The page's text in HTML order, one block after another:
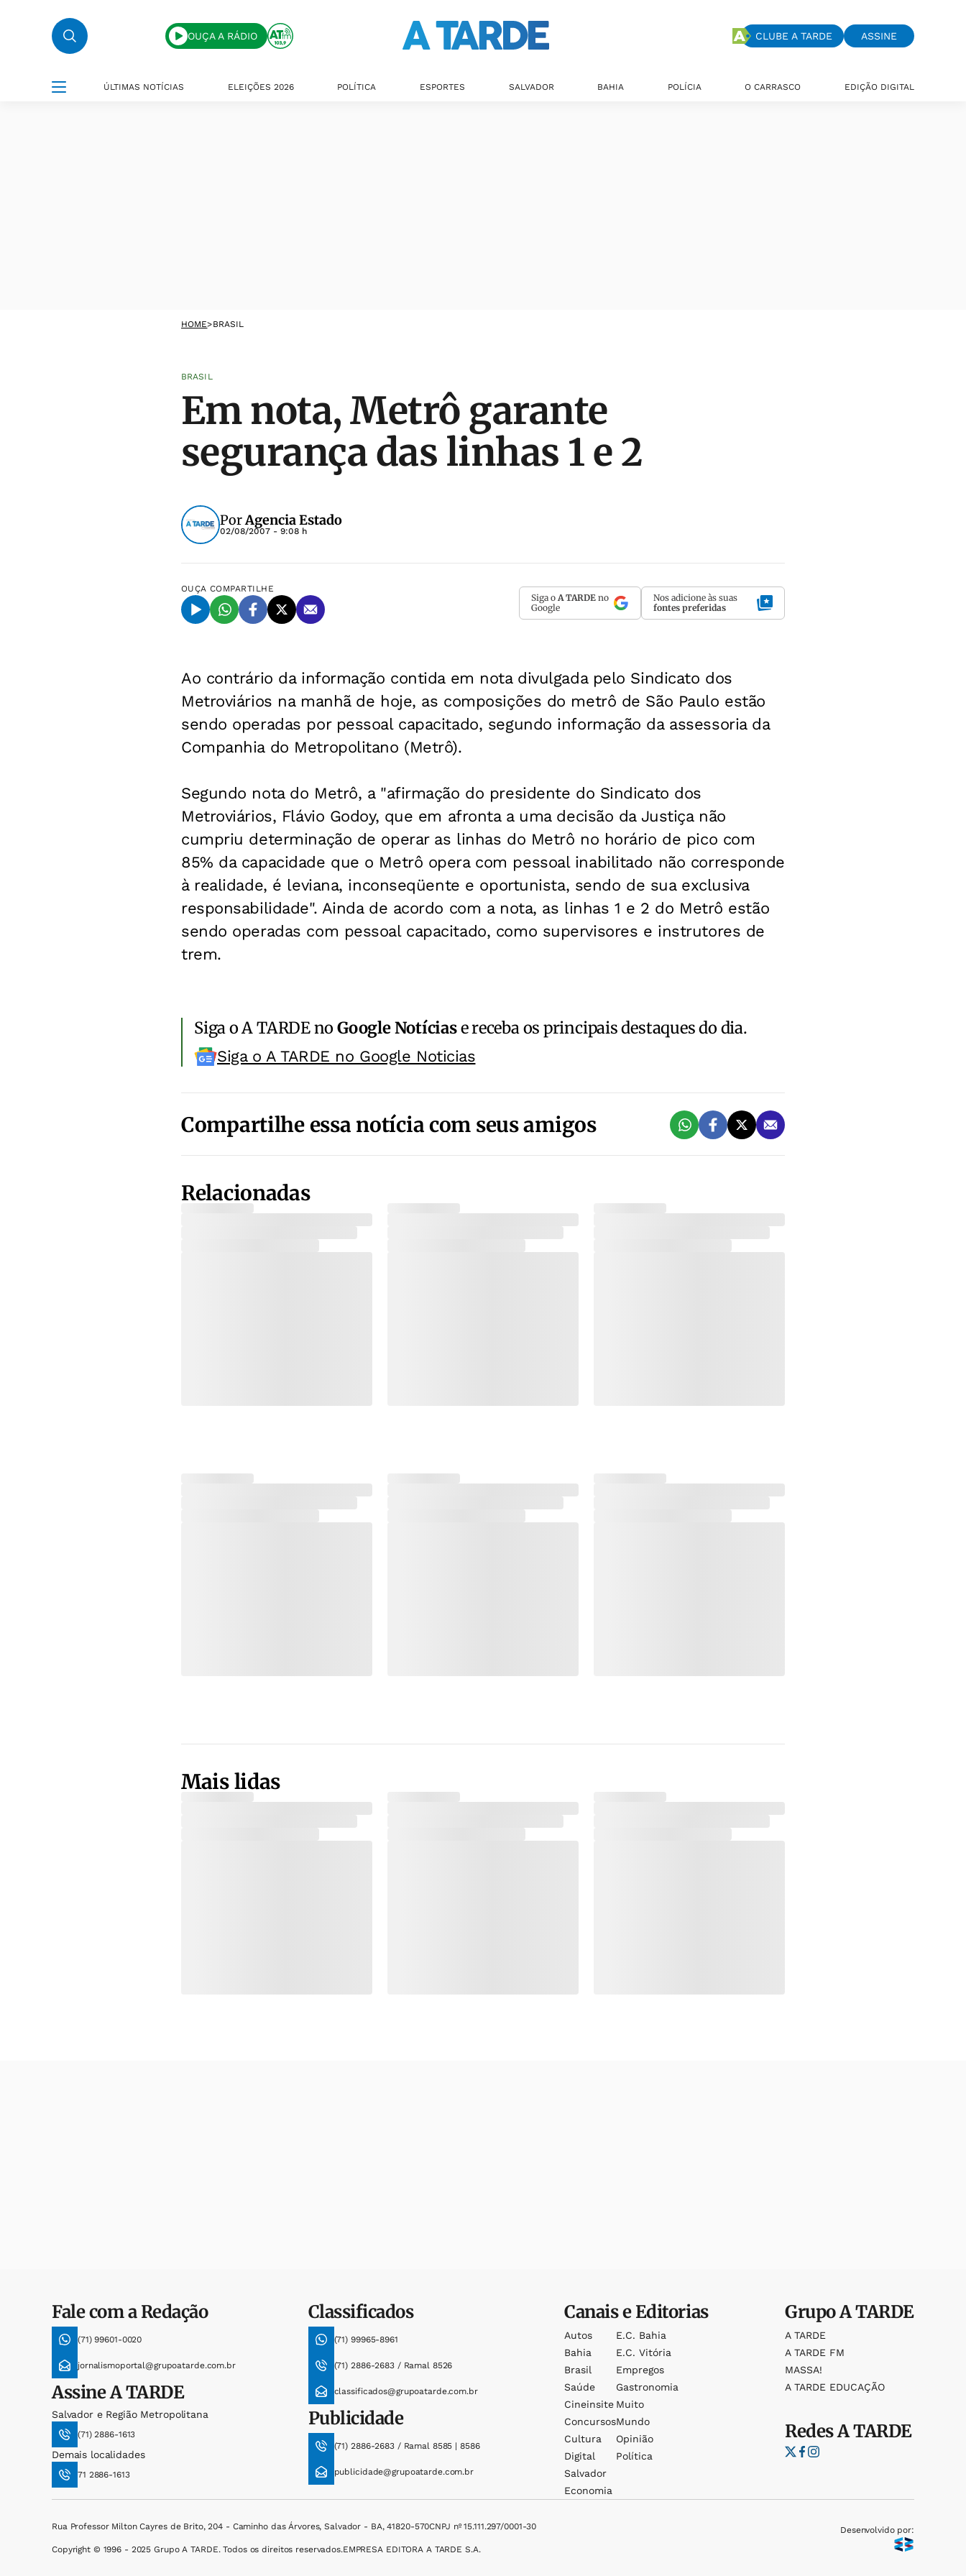
OUÇA A RÁDIO CLUBE A TARDE ASSINE
ÚLTIMAS NOTÍCIAS ELEIÇÕES 2026 POLÍTICA ESPORTES SALVADOR BAHIA POLÍCIA O CARRASCO EDIÇÃO DIGITAL
HOME>BRASIL
BRASIL
Em nota, Metrô garante
segurança das linhas 1 e 2
PorAgencia Estado
02/08/2007 - 9:08 h
OUÇA COMPARTILHE
Siga o A TARDE no
Google
Nos adicione às suas
fontes preferidas
Ao contrário da informação contida em nota divulgada pelo Sindicato dos
Metroviários na manhã de hoje, as composições do metrô de São Paulo estão
sendo operadas por pessoal capacitado, segundo informação da assessoria da
Companhia do Metropolitano (Metrô).
Segundo nota do Metrô, a "afirmação do presidente do Sindicato dos
Metroviários, Flávio Godoy, que em afronta a uma decisão da Justiça não
cumpriu determinação de operar as linhas do Metrô no horário de pico com
85% da capacidade que o Metrô opera com pessoal inabilitado não corresponde
à realidade, é leviana, inconseqüente e oportunista, sendo de sua exclusiva
responsabilidade". Ainda de acordo com a nota, as linhas 1 e 2 do Metrô estão
sendo operadas com pessoal capacitado, como supervisores e instrutores de
trem.
Siga o A TARDE noGoogle Notíciase receba os principais destaques do dia.
Siga o A TARDE no Google Noticias
Compartilhe essa notícia com seus amigos
Relacionadas
Mais lidas
Fale com a Redação
(71) 99601-0020
jornalismoportal@grupoatarde.com.br
AssineA TARDE
Salvador e Região Metropolitana
(71) 2886-1613
Demais localidades
71 2886-1613
Classificados
(71) 99965-8961
(71) 2886-2683 / Ramal 8526
classificados@grupoatarde.com.br
Publicidade
(71) 2886-2683 / Ramal 8585 | 8586
publicidade@grupoatarde.com.br
Canais e Editorias
Autos
Bahia
Brasil
Saúde
Cineinsite
Concursos
Cultura
Digital
Salvador
Economia
E.c. Bahia
E.c. Vitória
Empregos
Gastronomia
Muito
Mundo
Opinião
Política
GrupoA TARDE
A TARDE
A TARDE FM
MASSA!
A TARDE EDUCAÇÃO
RedesA TARDE
Rua Professor Milton Cayres de Brito, 204 - Caminho das Árvores, Salvador - BA, 41820-570CNPJ nº 15.111.297/0001-30
Copyright © 1996 - 2025 Grupo A TARDE. Todos os direitos reservados.EMPRESA EDITORA A TARDE S.A.
Desenvolvido por: